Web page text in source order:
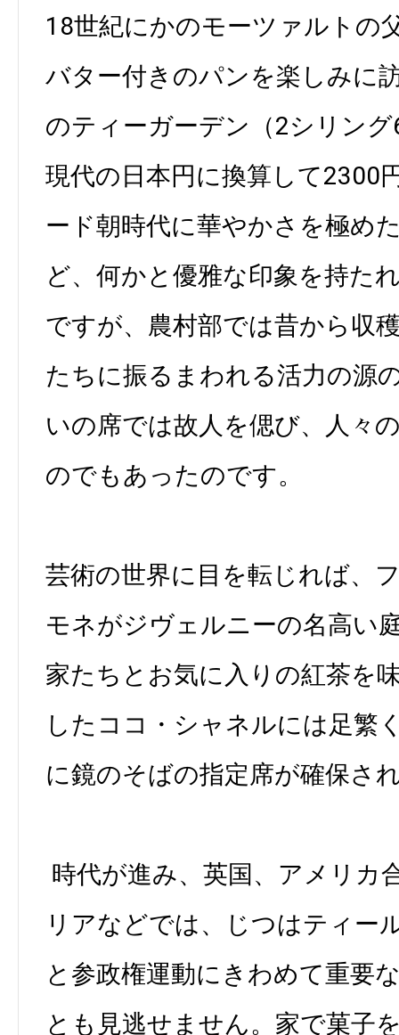
18世紀にかのモーツァルトの
バター付きのパンを楽しみに
のティーガーデン（2シリン
現代の日本円に換算して2300
ード朝時代に華やかさを極め
ど、何かと優雅な印象を持た
ですが、農村部では昔から収
たちに振るまわれる活力の源
いの席では故人を偲び、人々
のでもあったのです。
芸術の世界に目を転じれば、
モネがジヴェルニーの名高い
家たちとお気に入りの紅茶を
したココ・シャネルには足繁
に鏡のそばの指定席が確保さ
時代が進み、英国、アメリカ
リアなどでは、じつはティー
と参政権運動にきわめて重要
とも見逃せません。家で菓子